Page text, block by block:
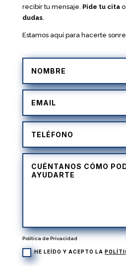
recibir tu mensaje. Pide tu citao
dudas.
Estamos aquí para hacerte
Política de Privacidad
HE LEÍDO Y ACEPTO LA